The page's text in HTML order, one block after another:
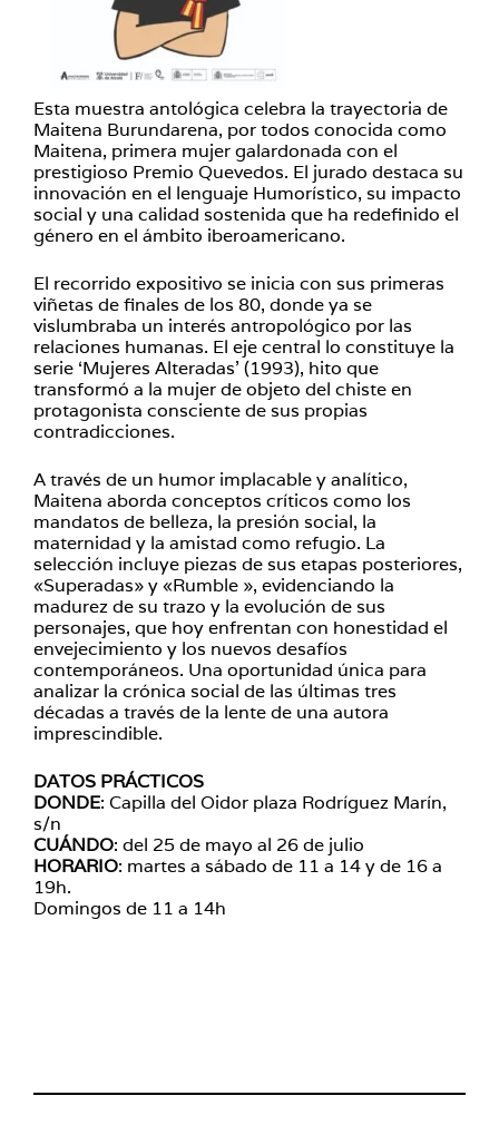
Esta muestra antológica celebra la trayectoria de
Maitena Burundarena, por todos conocida como
Maitena, primera mujer galardonada con el
prestigioso Premio Quevedos. El jurado destaca su
innovación en el lenguaje Humorístico, su impacto
social y una calidad sostenida que ha redefinido el
género en el ámbito iberoamericano.
El recorrido expositivo se inicia con sus primeras
viñetas de finales de los 80, donde ya se
vislumbraba un interés antropológico por las
relaciones humanas. El eje central lo constituye la
serie ‘Mujeres Alteradas’ (1993), hito que
transformó a la mujer de objeto del chiste en
protagonista consciente de sus propias
contradicciones.
A través de un humor implacable y analítico,
Maitena aborda conceptos críticos como los
mandatos de belleza, la presión social, la
maternidad y la amistad como refugio. La
selección incluye piezas de sus etapas posteriores,
«Superadas» y «Rumble », evidenciando la
madurez de su trazo y la evolución de sus
personajes, que hoy enfrentan con honestidad el
envejecimiento y los nuevos desafíos
contemporáneos. Una oportunidad única para
analizar la crónica social de las últimas tres
décadas a través de la lente de una autora
imprescindible.
DATOS PRÁCTICOS
DONDE: Capilla del Oidor plaza Rodríguez Marín,
s/n
CUÁNDO: del 25 de mayo al 26 de julio
HORARIO: martes a sábado de 11 a 14 y de 16 a
19h.
Domingos de 11 a 14h